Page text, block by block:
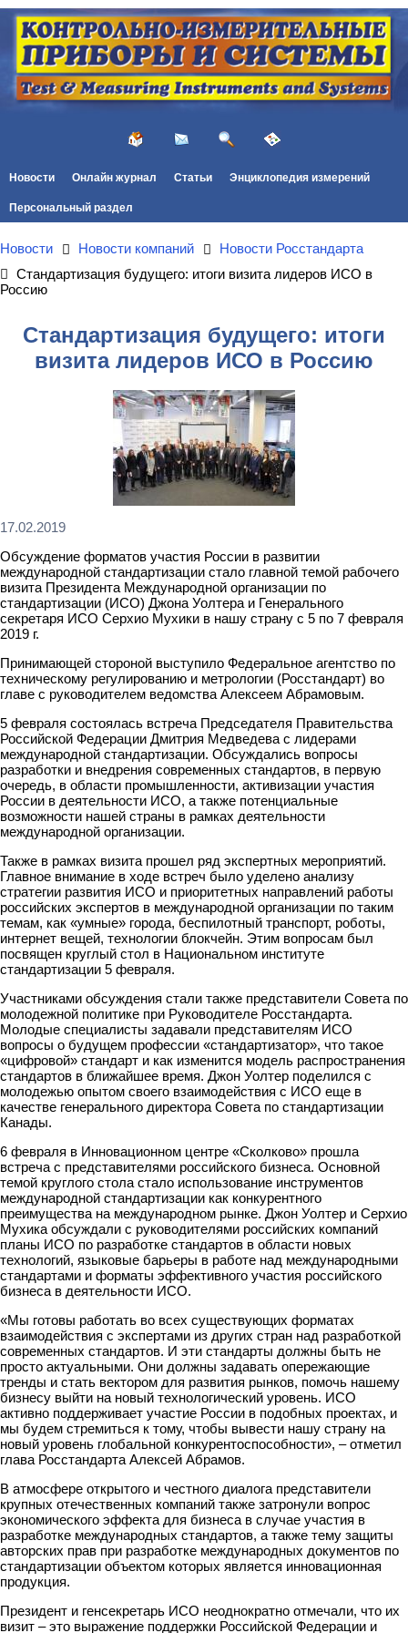
Новости Онлайн журнал Статьи Энциклопедия измерений
Персональный раздел
Новости Новости компаний
Новости Росстандарта
Стандартизация будущего: итоги визита лидеров ИСО в
Россию
Стандартизация будущего: итоги
визита лидеров ИСО в Россию
17.02.2019
Обсуждение форматов участия России в развитии
международной стандартизации стало главной темой рабочего
визита Президента Международной организации по
стандартизации (ИСО) Джона Уолтера и Генерального
секретаря ИСО Серхио Мухики в нашу страну с 5 по 7 февраля
2019 г.
Принимающей стороной выступило Федеральное агентство по
техническому регулированию и метрологии (Росстандарт) во
главе с руководителем ведомства Алексеем Абрамовым.
5 февраля состоялась встреча Председателя Правительства
Российской Федерации Дмитрия Медведева с лидерами
международной стандартизации. Обсуждались вопросы
разработки и внедрения современных стандартов, в первую
очередь, в области промышленности, активизации участия
России в деятельности ИСО, а также потенциальные
возможности нашей страны в рамках деятельности
международной организации.
Также в рамках визита прошел ряд экспертных мероприятий.
Главное внимание в ходе встреч было уделено анализу
стратегии развития ИСО и приоритетных направлений работы
российских экспертов в международной организации по таким
темам, как «умные» города, беспилотный транспорт, роботы,
интернет вещей, технологии блокчейн. Этим вопросам был
посвящен круглый стол в Национальном институте
стандартизации 5 февраля.
Участниками обсуждения стали также представители Совета по
молодежной политике при Руководителе Росстандарта.
Молодые специалисты задавали представителям ИСО
вопросы о будущем профессии «стандартизатор», что такое
«цифровой» стандарт и как изменится модель распространения
стандартов в ближайшее время. Джон Уолтер поделился с
молодежью опытом своего взаимодействия с ИСО еще в
качестве генерального директора Совета по стандартизации
Канады.
6 февраля в Инновационном центре «Сколково» прошла
встреча с представителями российского бизнеса. Основной
темой круглого стола стало использование инструментов
международной стандартизации как конкурентного
преимущества на международном рынке. Джон Уолтер и Серхио
Мухика обсуждали с руководителями российских компаний
планы ИСО по разработке стандартов в области новых
технологий, языковые барьеры в работе над международными
стандартами и форматы эффективного участия российского
бизнеса в деятельности ИСО.
«Мы готовы работать во всех существующих форматах
взаимодействия с экспертами из других стран над разработкой
современных стандартов. И эти стандарты должны быть не
просто актуальными. Они должны задавать опережающие
тренды и стать вектором для развития рынков, помочь нашему
бизнесу выйти на новый технологический уровень. ИСО
активно поддерживает участие России в подобных проектах, и
мы будем стремиться к тому, чтобы вывести нашу страну на
новый уровень глобальной конкурентоспособности», – отметил
глава Росстандарта Алексей Абрамов.
В атмосфере открытого и честного диалога представители
крупных отечественных компаний также затронули вопрос
экономического эффекта для бизнеса в случае участия в
разработке международных стандартов, а также тему защиты
авторских прав при разработке международных документов по
стандартизации объектом которых является инновационная
продукция.
Президент и генсекретарь ИСО неоднократно отмечали, что их
визит – это выражение поддержки Российской Федерации и